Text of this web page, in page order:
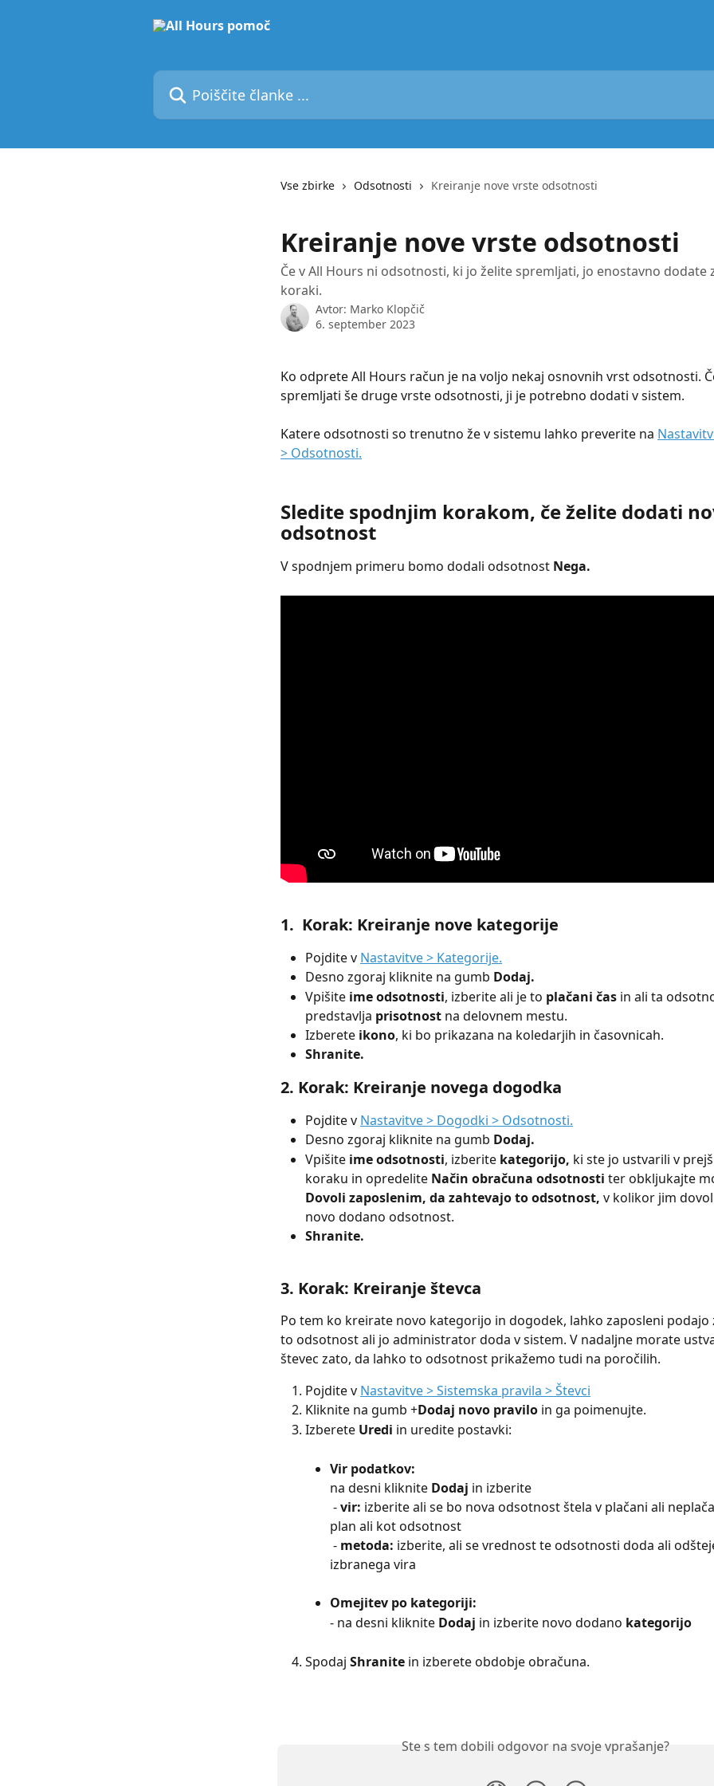
Poiščite članke ...
Vse zbirke Odsotnosti Kreiranje nove vrste odsotnosti
Kreiranje nove vrste odsotnosti
Če v All Hours ni odsotnosti, ki jo želite spremljati, jo enostavno dodate
koraki.
Avtor: Marko Klopčič
6. september 2023
Ko odprete All Hours račun je na voljo nekaj osnovnih vrst odsotnosti.
spremljati še druge vrste odsotnosti, ji je potrebno dodati v sistem.
Katere odsotnosti so trenutno že v sistemu lahko preverite na
> Odsotnosti.
Sledite spodnjim korakom, če želite dodati
odsotnost
V spodnjem primeru bomo dodali odsotnost Nega.
1.  Korak: Kreiranje nove kategorije
Pojdite v Nastavitve > Kategorije.
Desno zgoraj kliknite na gumb Dodaj.
Vpišite ime odsotnosti, izberite ali je to plačani čas in ali ta
predstavlja prisotnost na delovnem mestu.
Izberete ikono, ki bo prikazana na koledarjih in časovnicah.
Shranite.
2. Korak: Kreiranje novega dogodka
Pojdite v Nastavitve > Dogodki > Odsotnosti.
Desno zgoraj kliknite na gumb Dodaj.
Vpišite ime odsotnosti, izberite kategorijo, ki ste jo ustvarili v
koraku in opredelite Način obračuna odsotnosti ter obkljukajte
Dovoli zaposlenim, da zahtevajo to odsotnost, v kolikor jim
novo dodano odsotnost.
Shranite.
3. Korak: Kreiranje števca
Po tem ko kreirate novo kategorijo in dogodek, lahko zaposleni podajo
to odsotnost ali jo administrator doda v sistem. V nadaljne morate
števec zato, da lahko to odsotnost prikažemo tudi na poročilih.
Pojdite v Nastavitve > Sistemska pravila > Števci
Kliknite na gumb +Dodaj novo pravilo in ga poimenujte.
Izberete Uredi in uredite postavki:
Vir podatkov:
na desni kliknite Dodaj in izberite
- vir: izberite ali se bo nova odsotnost štela v plačani ali
plan ali kot odsotnost
- metoda: izberite, ali se vrednost te odsotnosti doda ali
izbranega vira
Omejitev po kategoriji:
- na desni kliknite Dodaj in izberite novo dodano kategorijo
Spodaj Shranite in izberete obdobje obračuna.
Ste s tem dobili odgovor na svoje vprašanje?